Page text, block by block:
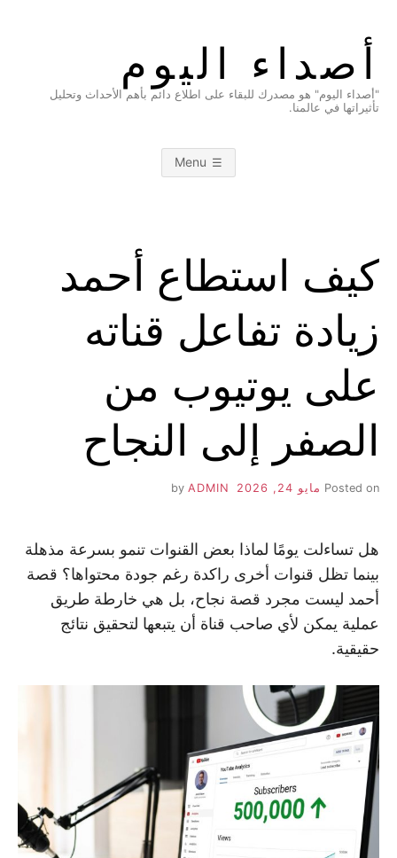
أصداء اليوم
"أصداء اليوم" هو مصدرك للبقاء على اطلاع دائم بأهم الأحداث وتحليل
تأثيراتها في عالمنا.
Menu
كيف استطاع أحمد
زيادة تفاعل قناته
على يوتيوب من
الصفر إلى النجاح
Posted on مايو 24, 2026 ADMIN
هل تساءلت يومًا لماذا بعض القنوات تنمو بسرعة مذهلة
بينما تظل قنوات أخرى راكدة رغم جودة محتواها؟ قصة
أحمد ليست مجرد قصة نجاح، بل هي خارطة طريق
عملية يمكن لأي صاحب قناة أن يتبعها لتحقيق نتائج
حقيقية.